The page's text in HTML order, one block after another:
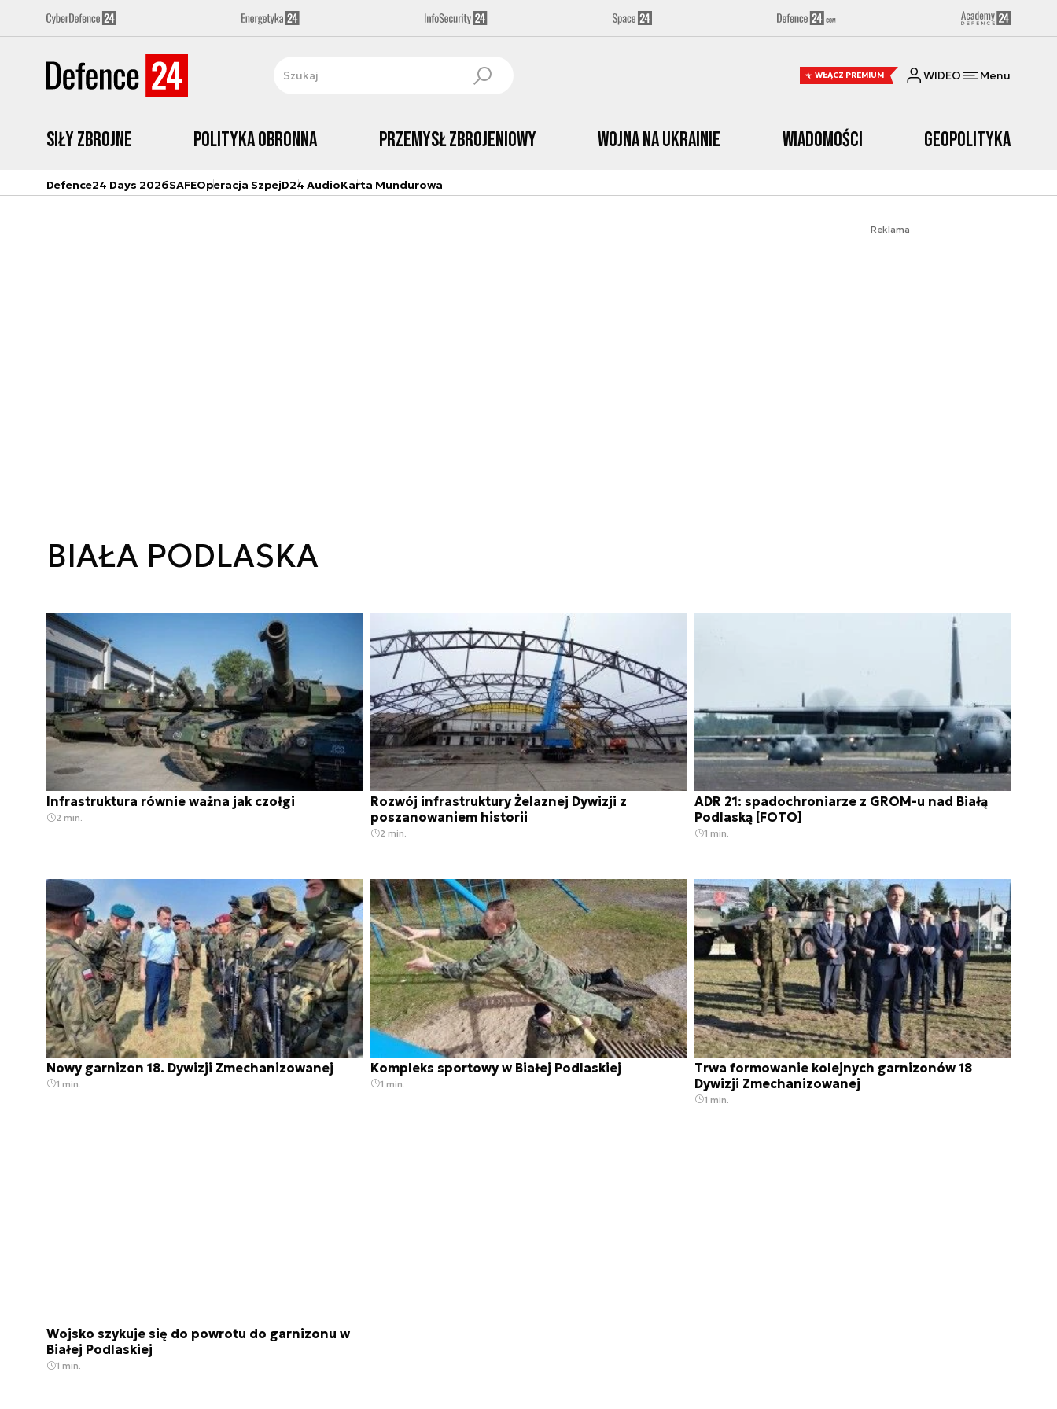
WŁĄCZ PREMIUM WIDEO Menu
Siły zbrojne Polityka obronna Przemysł Zbrojeniowy Wojna na Ukrainie Wiadomości Geopolityka
Defence24 Days 2026SAFEOperacja SzpejD24 AudioKarta Mundurowa
Reklama
BIAŁA PODLASKA
Infrastruktura równie ważna jak czołgi
2 min.
Rozwój infrastruktury Żelaznej Dywizji z
poszanowaniem historii
2 min.
ADR 21: spadochroniarze z GROM-u nad Białą
Podlaską [FOTO]
1 min.
Nowy garnizon 18. Dywizji Zmechanizowanej
1 min.
Kompleks sportowy w Białej Podlaskiej
1 min.
Trwa formowanie kolejnych garnizonów 18
Dywizji Zmechanizowanej
1 min.
Wojsko szykuje się do powrotu do garnizonu w
Białej Podlaskiej
1 min.